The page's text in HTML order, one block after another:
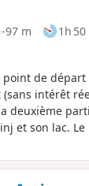
-97 m 1h 50
point de
intérêt
deuxième
et son lac.